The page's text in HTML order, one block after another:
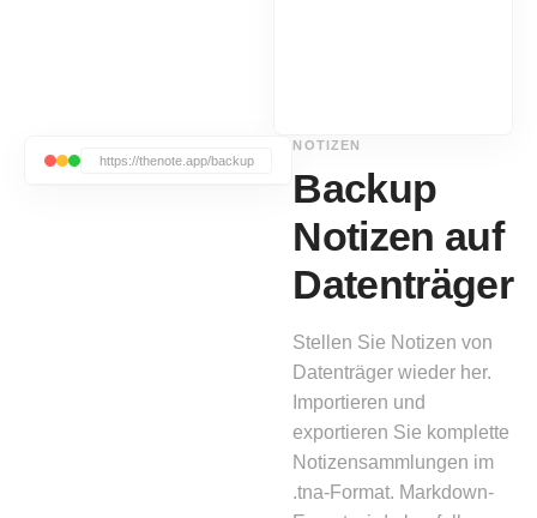
NOTIZEN
Backup
Notizen auf
Datenträger
Stellen Sie Notizen von
Datenträger wieder her.
Importieren und
exportieren Sie komplette
Notizensammlungen im
.tna-Format. Markdown-
https://thenote.app/backup